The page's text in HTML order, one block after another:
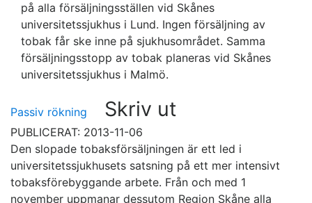
på alla försäljningsställen vid Skånes
universitetssjukhus i Lund. Ingen försäljning av
tobak får ske inne på sjukhusområdet. Samma
försäljningsstopp av tobak planeras vid Skånes
universitetssjukhus i Malmö.
Passiv rökning Skriv ut
PUBLICERAT: 2013-11-06
Den slopade tobaksförsäljningen är ett led i
universitetssjukhusets satsning på ett mer intensivt
tobaksförebyggande arbete. Från och med 1
november uppmanar dessutom Region Skåne alla